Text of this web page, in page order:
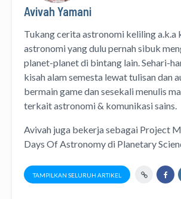
Avivah Yamani
Tukang cerita astronomi kelilinga.k.a
astronomiyang dulu pernah sibuk
planet-planet di bintang lain. Sehari-
kisah alam semesta lewattulisandan
bermain game dan sesekali menulis
terkait astronomi & komunikasi sains.
Avivah juga bekerja sebagai Project
Days Of Astronomydi Planetary
TAMPILKAN SELURUH ARTIKEL